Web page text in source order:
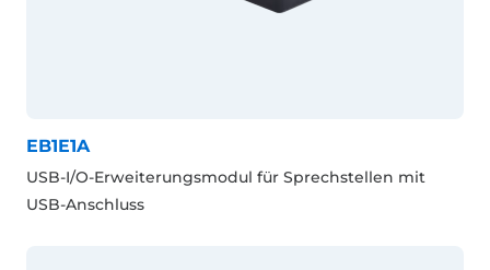
EB1E1A
USB-I/O-Erweiterungsmodul für Sprechstellen mit
USB-Anschluss